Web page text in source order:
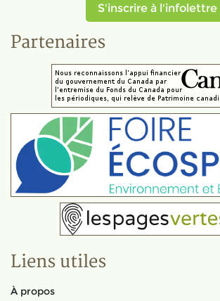
S'inscrire à l'infolettre
Partenaires
Liens utiles
À propos